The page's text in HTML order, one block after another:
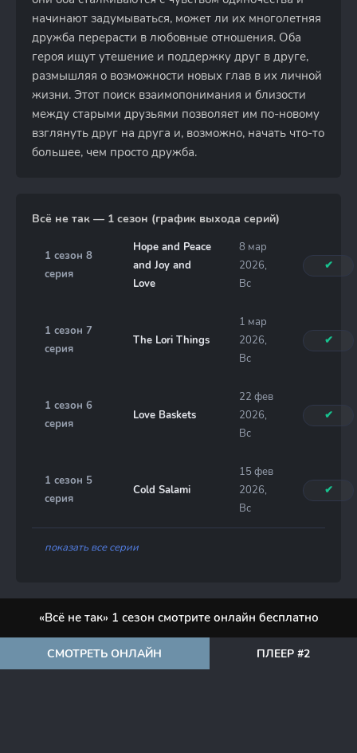
начинают задумываться, может ли их многолетняя
дружба перерасти в любовные отношения. Оба
героя ищут утешение и поддержку друг в друге,
размышляя о возможности новых глав в их личной
жизни. Этот поиск взаимопонимания и близости
между старыми друзьями позволяет им по-новому
взглянуть друг на друга и, возможно, начать что-то
большее, чем просто дружба.
Всё не так — 1 сезон (график выхода серий)
1 сезон 8
серия
Hope and Peace
and Joy and
Love
8 мар
2026,
Вс
✔
1 сезон 7
серия
The Lori Things
1 мар
2026,
Вс
✔
1 сезон 6
серия
Love Baskets
22 фев
2026,
Вс
✔
1 сезон 5
серия
Cold Salami
15 фев
2026,
Вс
✔
показать все серии
«Всё не так» 1 сезон смотрите онлайн бесплатно
СМОТРЕТЬ ОНЛАЙН ПЛЕЕР #2